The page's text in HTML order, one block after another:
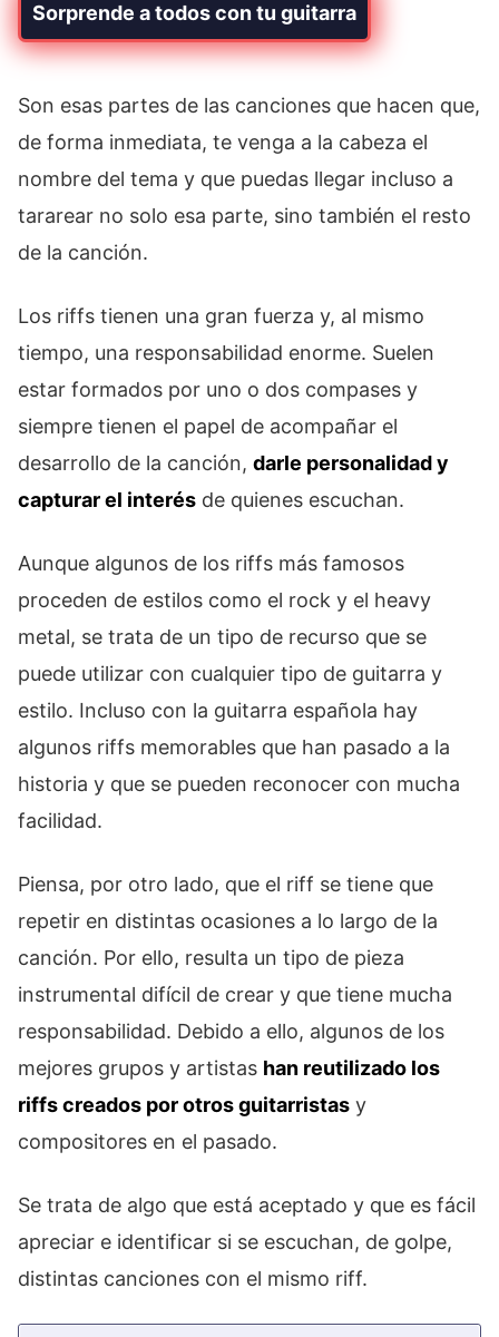
Sorprende a todos con tu guitarra
Son esas partes de las canciones que hacen que,
de forma inmediata, te venga a la cabeza el
nombre del tema y que puedas llegar incluso a
tararear no solo esa parte, sino también el resto
de la canción.
Los riffs tienen una gran fuerza y, al mismo
tiempo, una responsabilidad enorme. Suelen
estar formados por uno o dos compases y
siempre tienen el papel de acompañar el
desarrollo de la canción, darle personalidad y
capturar el interés de quienes escuchan.
Aunque algunos de los riffs más famosos
proceden de estilos como el rock y el heavy
metal, se trata de un tipo de recurso que se
puede utilizar con cualquier tipo de guitarra y
estilo. Incluso con la guitarra española hay
algunos riffs memorables que han pasado a la
historia y que se pueden reconocer con mucha
facilidad.
Piensa, por otro lado, que el riff se tiene que
repetir en distintas ocasiones a lo largo de la
canción. Por ello, resulta un tipo de pieza
instrumental difícil de crear y que tiene mucha
responsabilidad. Debido a ello, algunos de los
mejores grupos y artistas han reutilizado los
riffs creados por otros guitarristas y
compositores en el pasado.
Se trata de algo que está aceptado y que es fácil
apreciar e identificar si se escuchan, de golpe,
distintas canciones con el mismo riff.